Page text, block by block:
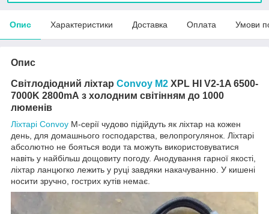
Опис Характеристики Доставка Оплата Умови
Опис
Світлодіодний ліхтар Convoy M2 XPL HI V2-1A 6500-
7000K 2800mA з холодним світінням до 1000
люменів
Ліхтарі Convoy M-серії чудово підійдуть як ліхтар на кожен
день, для домашнього господарства, велопрогулянок. Ліхтарі
абсолютно не бояться води та можуть використовуватися
навіть у найбільш дощовиту погоду. Анодування гарної якості,
ліхтар ланцюгко лежить у руці завдяки накачуванню. У кишені
носити зручно, гострих кутів немає.